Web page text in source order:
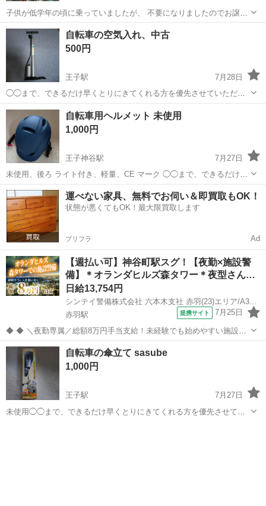
子供が低学年の頃に乗っていましたが、 不要になりましたのでお譲り
いたします。 タイヤパンクしています。 屋根ありの場所で保管してい
ました。 空気入れてみましたがまた翌日パンクしたので、空気の問題
では無さそ...
東京 北区 王子神谷駅 一輪車
自転車の空気入れ、中古
500円
王子駅
7月28日
◯◯まで、できるだけ早くとりにきてくれる方を優先させていただき
ます。 よろしくおねがいします。
東京 北区 王子駅
自転車用ヘルメット 未使用
1,000円
王子神谷駅
7月27日
未使用、後ろ ライト付き、軽量、CE マーク ◯◯まで、できるだけ早
くとりにきてくれる方を優先させていただきます。 よろしくおねがい
します。
東京 北区 王子神谷駅 その他
運べない家具、無料でお伺い＆即買取もOK！
状態が悪くてもOK！最大限買取します
プリフラ Ad
【週払い可】神谷町駅スグ！【夜勤×施設警
備】＊オランダヒルズ森タワー＊夜型さん…
日給13,754円
シンテイ警備株式会社 六本木支社 赤羽(23)エリア/A3203200117
赤羽駅
提携サイト 7月25日
◆ ◆ ＼夜勤専属／総額8万円手当支給！未経験でも始めやすい施設警
備のお仕事 お仕事は20時～勤務出来るので Wワークなども両立しなが
ら勤務も！ 月収27万円以上も可能♪ 安定収入で生活も安心です★ ＼未
経験スタートで...
東京 北区 赤羽駅 警備員
自転車の傘立て sasube
1,000円
王子駅
7月27日
未使用◯◯まで、できるだけ早くとりにきてくれる方を優先させてい